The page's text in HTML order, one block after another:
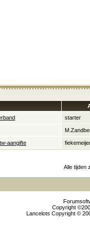
starter
aangifte
Alle tijden
Copyright
Lancelots Copyright ©